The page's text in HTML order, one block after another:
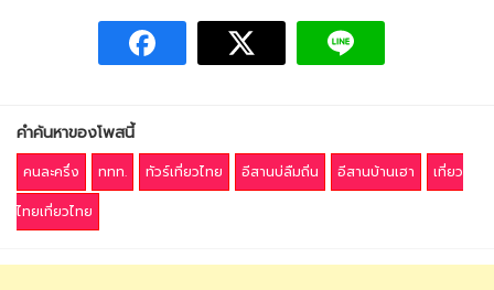
คำค้นหาของโพสนี้
คนละครึ่ง ททท. ทัวร์เที่ยวไทย อีสานบ่ลืมถิ่น อีสานบ้านเฮา
เที่ยว
ไทยเที่ยวไทย